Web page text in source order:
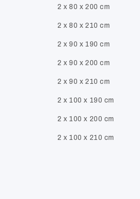
2 x 80 x 200 cm
2 x 80 x 210 cm
2 x 90 x 190 cm
2 x 90 x 200 cm
2 x 90 x 210 cm
2 x 100 x 190 cm
2 x 100 x 200 cm
2 x 100 x 210 cm